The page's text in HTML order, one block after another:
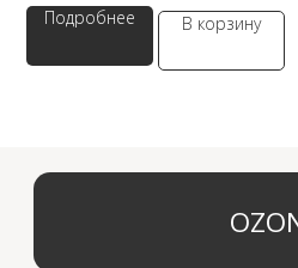
Подробнее В корзину
Ароматизация автомобиля Производство
Дистрибьютор